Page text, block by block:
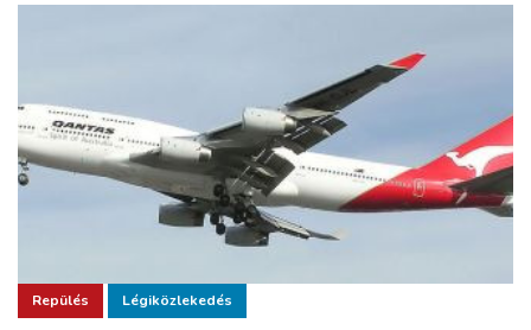
Repülés Légiközlekedés